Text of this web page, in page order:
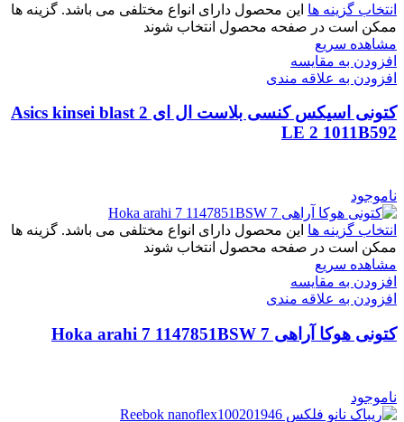
انتخاب گزینه ها این محصول دارای انواع مختلفی می باشد. گزینه ها
ممکن است در صفحه محصول انتخاب شوند
مشاهده سریع
افزودن به مقایسه
افزودن به علاقه مندی
کتونی اسیکس کنسی بلاست ال ای 2 Asics kinsei blast
LE 2 1011B592
ناموجود
انتخاب گزینه ها این محصول دارای انواع مختلفی می باشد. گزینه ها
ممکن است در صفحه محصول انتخاب شوند
مشاهده سریع
افزودن به مقایسه
افزودن به علاقه مندی
کتونی هوکا آراهی 7 Hoka arahi 7 1147851BSW
ناموجود